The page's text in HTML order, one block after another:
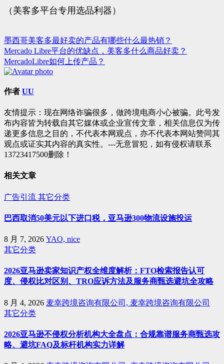
（美客多平台专用选品利器）
文
章
导
航
墨西哥美客多最好卖的产品有哪些什么最热销？
Mercado Libre平台的优缺点，美客多什么商品好卖？
MercadoLibre如何上传产品？
作者 UU
友情提示：现在网络诈骗很多，做跨境电商小心被骗。此号发
布内容皆为转载自其它媒体或企业宣传文章，相关信息仅为传
递更多信息之目的，不代表本网观点，亦不代表本网站赞同其
观点或证实其内容的真实性。---无意冒犯，如有侵权请联系
13723417500删除！
相关文章
广告引流 其它分类
巴西取消50美元以下进口税，亚马逊300物流设施投运
8 月 7, 2026 YAO, nice
其它分类
2026亚马逊卖家知识产权全维度解析：FTO检索报告认可
度、侵权比对区别、TRO应诉方法及服务商甄选避坑全攻略
8 月 4, 2026 麦幸跨境咨询有限公司, 麦幸跨境咨询有限公司
其它分类
2026亚马逊不侵权分析机构大全盘点：合规靠谱服务商甄选攻
略、避坑FAQ及标杆机构实力详解